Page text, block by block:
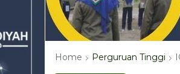
Home Perguruan Tinggi